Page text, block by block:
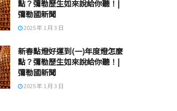
點？彌勒歷生如來說給你聽！|
彌勒國新聞
2025 年 1 月 3 日
新春點燈好運到(一)年度燈怎麼
點？彌勒歷生如來說給你聽！|
彌勒國新聞
2025 年 1 月 3 日